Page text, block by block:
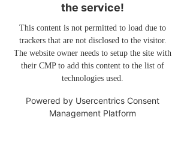
the service!
This content is not permitted to load due to
trackers that are not disclosed to the visitor.
The website owner needs to setup the site with
their CMP to add this content to the list of
technologies used.
Powered by Usercentrics Consent
Management Platform